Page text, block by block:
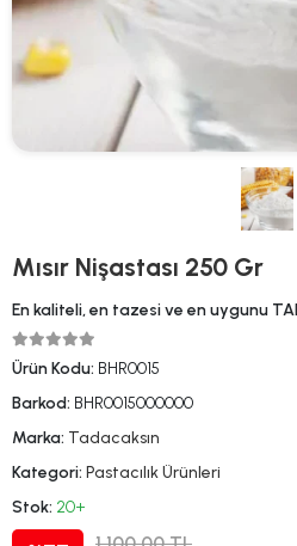
Mısır Nişastası 250 Gr
En kaliteli, en tazesi ve en uygunu
Ürün Kodu: BHR0015
Barkod: BHR0015000000
Marka: Tadacaksın
Kategori: Pastacılık Ürünleri
Stok: 20+